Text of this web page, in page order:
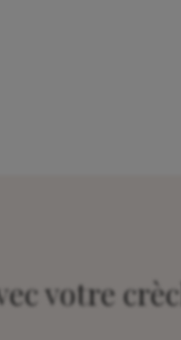
votre